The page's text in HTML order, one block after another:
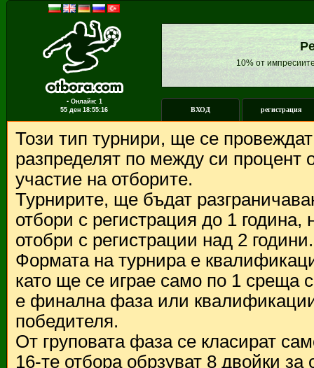
▪ Онлайн: 1
55 ден 18:55:16
10% от
ВХОД регистрация
Този тип турнири, ще се
разпределят по между си процент
участие на отборите.
Турнирите, ще бъдат
отбори с регистрация до 1
отобри с регистрации над 2 години.
Формата на турнира е
като ще се играе само по 1 среща
е финална фаза или
победителя.
От груповата фаза се класират
16-те отбора обрзуват 8 двойки